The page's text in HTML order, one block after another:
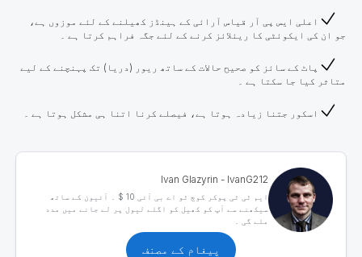
اعلی ایس پی آر قیاس آرائی کے ہینڈز کھیلنے کے لئے موزوں ہے،
جو ان کی ایکوئٹی کا ریئلائز کرنے کے لئے جگہ فراہم کرتا ہے ۔
پاٹ کے سائز کو صحیح حالات کے ساتھ ریور (دریا) تک پہنچنے کے لیے
متاثر کیا جا سکتا ہے ۔
اسکور جتنا زیادہ ہوتا ہے، فیصلے کرنا اتنا ہی مشکل ہوتا ہے ۔
Ivan Glazyrin - IvanG212
ایم ٹی ٹی پوکر کوچ ٹو اے بی آئی 10 $ ۔ آئیون کے ساتھ
سیکھنے سے آپ کو کھیل کو اگلے لیول پر لے جانے میں مدد
ملے گی ۔
پیغام کے مصنف